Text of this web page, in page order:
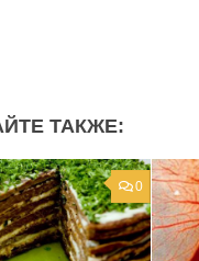
ТАКЖЕ:
0